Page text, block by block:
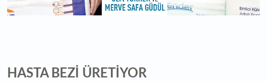
HASTA BEZİ ÜRETİYOR